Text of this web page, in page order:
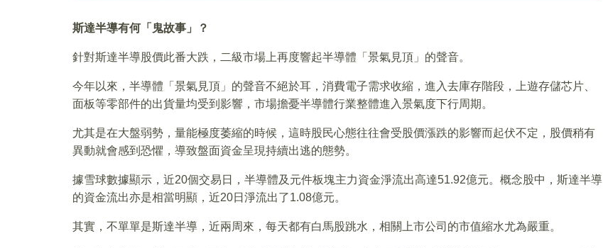
斯達半導有何「鬼故事」？
針對斯達半導股價此番大跌，二級市場上再度響起半導體「景氣見頂」的聲音。
今年以來，半導體「景氣見頂」的聲音不絕於耳，消費電子需求收縮，進入去庫存階段，上遊存儲芯片、
面板等零部件的出貨量均受到影響，市場擔憂半導體行業整體進入景氣度下行周期。
尤其是在大盤弱勢，量能極度萎縮的時候，這時股民心態往往會受股價漲跌的影響而起伏不定，股價稍有
異動就會感到恐懼，導致盤面資金呈現持續出逃的態勢。
據雪球數據顯示，近20個交易日，半導體及元件板塊主力資金淨流出高達51.92億元。概念股中，斯達半導
的資金流出亦是相當明顯，近20日淨流出了1.08億元。
其實，不單單是斯達半導，近兩周來，每天都有白馬股跳水，相關上市公司的市值縮水尤為嚴重。